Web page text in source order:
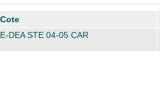
Cote
E-DEA STE 04-05 CAR